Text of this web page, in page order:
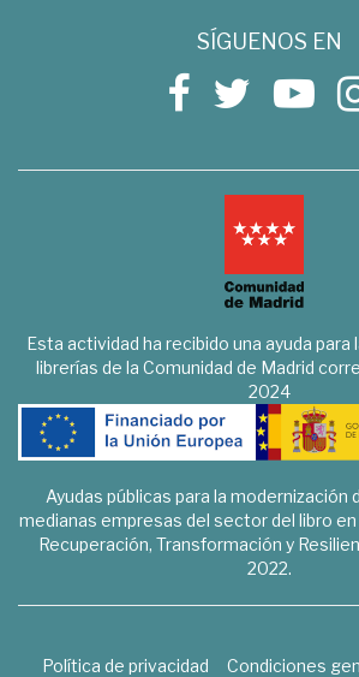
SÍGUENOS EN
Esta actividad ha recibido una ayuda para
librerías de la Comunidad de Madrid
2024
Ayudas públicas para la modernización
medianas empresas del sector del libro
Recuperación, Transformación y
2022.
Política de privacidad Condiciones